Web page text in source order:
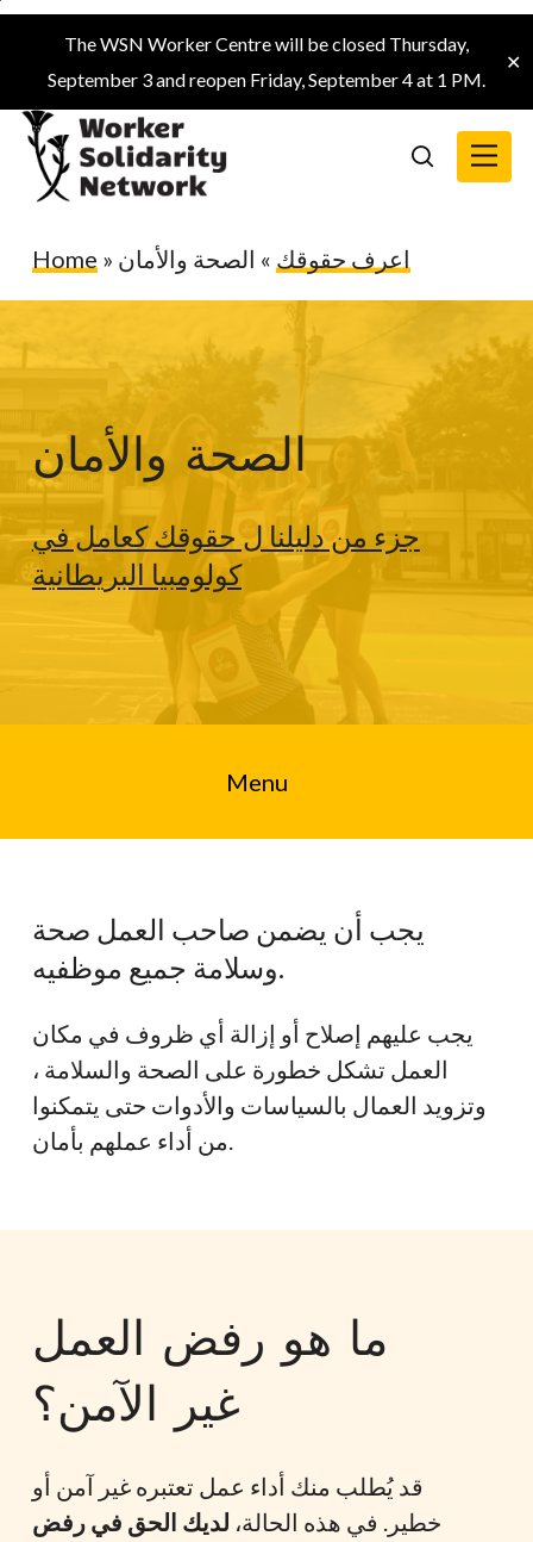
Skip
main
content
The WSN Worker Centre will be closed Thursday,
September 3 and reopen Friday, September 4 at 1 PM.
✕
search
Menu
Home » اعرف حقوقك » الصحة والأمان
الصحة والأمان
جزء من دليلنا ل حقوقك كعامل في
كولومبيا البريطانية
Menu
يجب أن يضمن صاحب العمل صحة
وسلامة جميع موظفيه.
يجب عليهم إصلاح أو إزالة أي ظروف في مكان
العمل تشكل خطورة على الصحة والسلامة ،
وتزويد العمال بالسياسات والأدوات حتى يتمكنوا
من أداء عملهم بأمان.
ما هو رفض العمل
غير الآمن؟
قد يُطلب منك أداء عمل تعتبره غير آمن أو
خطير. في هذه الحالة، لديك الحق في رفض